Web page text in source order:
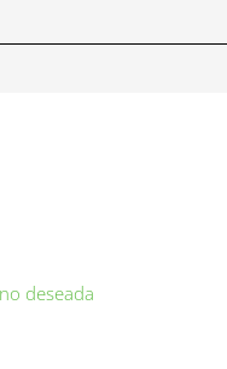
deseada